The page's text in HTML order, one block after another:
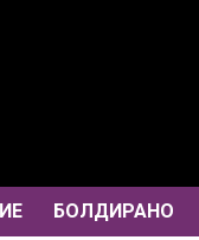
БОЛДИРАНО